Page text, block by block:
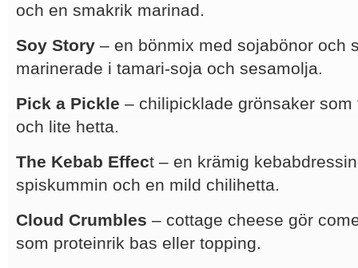
och en smakrik marinad.
Soy Story – en bönmix med sojabönor och
marinerade i tamari-soja och sesamolja.
Pick a Pickle – chilipicklade grönsaker
och lite hetta.
The Kebab Effect – en krämig
spiskummin och en mild chilihetta.
Cloud Crumbles – cottage cheese gör
som proteinrik bas eller topping.